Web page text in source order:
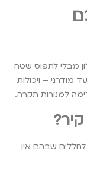
מבלי לתפוס שטח
מודרני – ויכולות
למנורות תקרה.
לחללים שבהם אין